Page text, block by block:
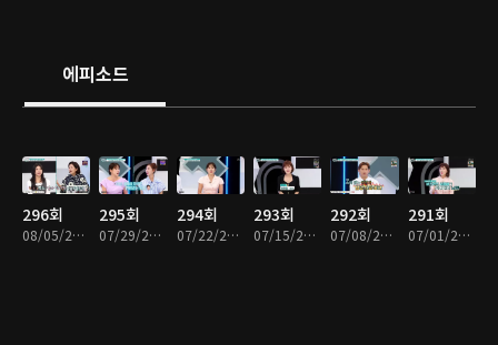
에피소드
296회
08/05/2026 • 45분
295회
07/29/2026 • 45분
294회
07/22/2026 • 45분
293회
07/15/2026 • 45분
292회
07/08/2026 • 45분
291회
07/01/2026 • 45분